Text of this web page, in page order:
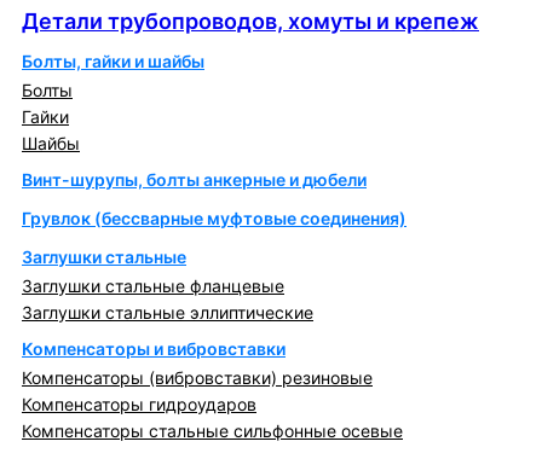
Детали трубопроводов, хомуты и крепеж
Болты, гайки и шайбы
Болты
Гайки
Шайбы
Винт-шурупы, болты анкерные и дюбели
Грувлок (бессварные муфтовые соединения)
Заглушки стальные
Заглушки стальные фланцевые
Заглушки стальные эллиптические
Компенсаторы и вибровставки
Компенсаторы (вибровставки) резиновые
Компенсаторы гидроударов
Компенсаторы стальные сильфонные осевые